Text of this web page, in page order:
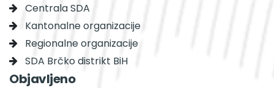
Centrala SDA
Kantonalne organizacije
Regionalne organizacije
SDA Brčko distrikt BiH
Objavljeno